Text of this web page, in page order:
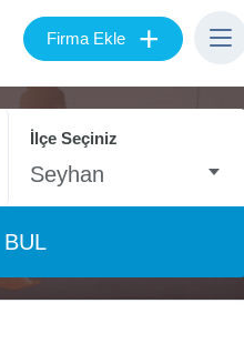
Firma Ekle +
İlçe Seçiniz
Seyhan
BUL